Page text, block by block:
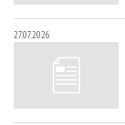
27.07.2026